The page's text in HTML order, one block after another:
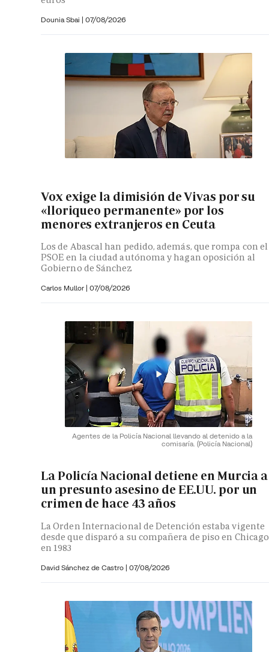
Dounia Sbai | 07/08/2026
Vox exige la dimisión de Vivas por su
«lloriqueo permanente» por los
menores extranjeros en Ceuta
Los de Abascal han pedido, además, que rompa con el
PSOE en la ciudad autónoma y hagan oposición al
Gobierno de Sánchez
Carlos Mullor | 07/08/2026
Agentes de la Policía Nacional llevando al detenido a la
comisaría. (Policía Nacional)
La Policía Nacional detiene en Murcia a
un presunto asesino de EE.UU. por un
crimen de hace 43 años
La Orden Internacional de Detención estaba vigente
desde que disparó a su compañera de piso en Chicago
en 1983
David Sánchez de Castro | 07/08/2026